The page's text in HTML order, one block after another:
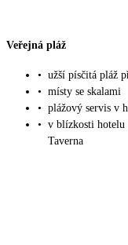
Veřejná pláž
• užší písčitá pláž
• místy se skalami
• plážový servis v
• v blízkosti hotelu
Taverna